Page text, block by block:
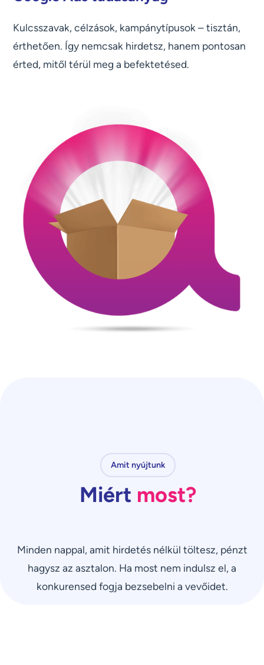
Kulcsszavak, célzások, kampánytípusok – tisztán,
érthetően. Így nemcsak hirdetsz, hanem pontosan
érted, mitől térül meg a befektetésed.
Amit nyújtunk
Miért most?
Minden nappal, amit hirdetés nélkül töltesz, pénzt
hagysz az asztalon. Ha most nem indulsz el, a
konkurensed fogja bezsebelni a vevőidet.